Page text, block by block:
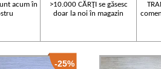
acum în
>10.000 CĂRŢI se găsesc
doar la noi în magazin
-25%